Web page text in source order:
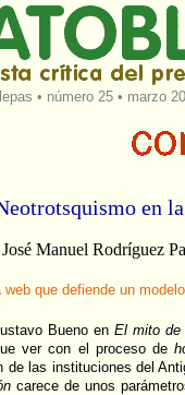
• número 25• marzo
en
José Manuel Rodríguez
web que defiende un
Bueno enEl mito de
ver con el proceso de
de las instituciones del
carece de unos